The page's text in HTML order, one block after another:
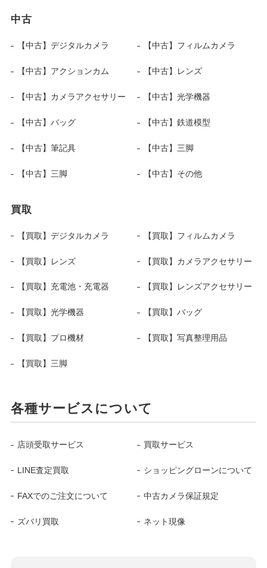
中古
【中古】デジタルカメラ 【中古】フィルムカメラ
【中古】アクションカム 【中古】レンズ
【中古】カメラアクセサリー 【中古】光学機器
【中古】バッグ 【中古】鉄道模型
【中古】筆記具 【中古】三脚
【中古】三脚 【中古】その他
買取
【買取】デジタルカメラ 【買取】フィルムカメラ
【買取】レンズ 【買取】カメラアクセサリー
【買取】充電池・充電器 【買取】レンズアクセサリー
【買取】光学機器 【買取】バッグ
【買取】プロ機材 【買取】写真整理用品
【買取】三脚
各種サービスについて
店頭受取サービス 買取サービス
LINE査定買取 ショッピングローンについて
FAXでのご注文について 中古カメラ保証規定
ズバリ買取 ネット現像